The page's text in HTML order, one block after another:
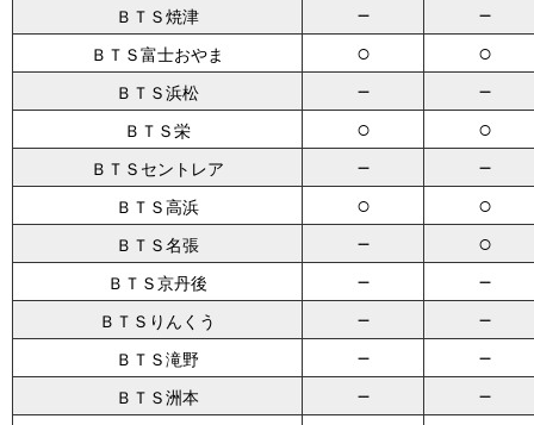
ＢＴＳ焼津 － －
ＢＴＳ富士おやま ○ ○
ＢＴＳ浜松 － －
ＢＴＳ栄 ○ ○
ＢＴＳセントレア － －
ＢＴＳ高浜 ○ ○
ＢＴＳ名張 － ○
ＢＴＳ京丹後 － －
ＢＴＳりんくう － －
ＢＴＳ滝野 － －
ＢＴＳ洲本 －
－